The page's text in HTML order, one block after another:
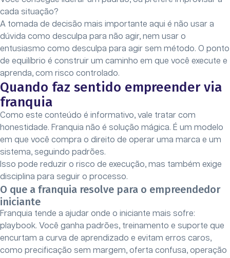
cada situação?
A tomada de decisão mais importante aqui é não usar a
dúvida como desculpa para não agir, nem usar o
entusiasmo como desculpa para agir sem método. O ponto
de equilíbrio é construir um caminho em que você execute e
aprenda, com risco controlado.
Quando faz sentido empreender via
franquia
Como este conteúdo é informativo, vale tratar com
honestidade. Franquia não é solução mágica. É um modelo
em que você compra o direito de operar uma marca e um
sistema, seguindo padrões.
Isso pode reduzir o risco de execução, mas também exige
disciplina para seguir o processo.
O que a franquia resolve para o empreendedor
iniciante
Franquia tende a ajudar onde o iniciante mais sofre:
playbook. Você ganha padrões, treinamento e suporte que
encurtam a curva de aprendizado e evitam erros caros,
como precificação sem margem, oferta confusa, operação